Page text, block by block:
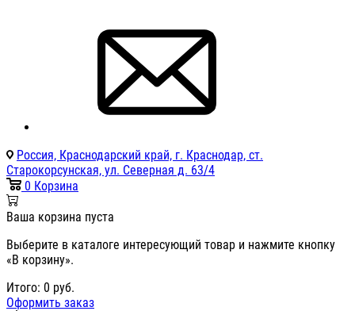
Россия, Краснодарский край, г. Краснодар, ст.
Старокорсунская, ул. Северная д. 63/4
0 Корзина
Ваша корзина пуста
Выберите в каталоге интересующий товар и нажмите кнопку
«В корзину».
Итого: 0 руб.
Оформить заказ